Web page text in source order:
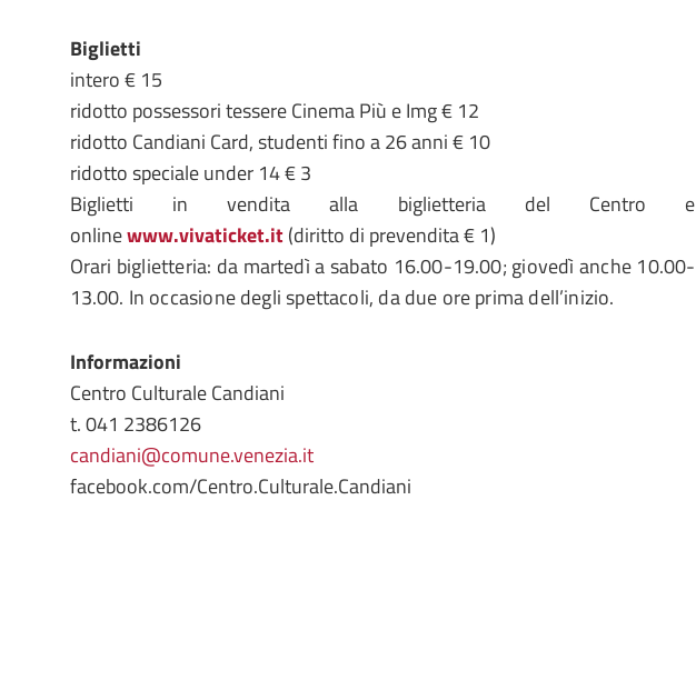
Biglietti
intero € 15
ridotto possessori tessere Cinema Più e Img € 12
ridotto Candiani Card, studenti fino a 26 anni € 10
ridotto speciale under 14 € 3
Biglietti in vendita alla biglietteria del Centro e
onlinewww.vivaticket.it(diritto di prevendita € 1)
Orari biglietteria: da martedì a sabato 16.00-19.00; giovedì anche 10.00-
13.00. In occasione degli spettacoli, da due ore prima dell’inizio.
Informazioni
Centro Culturale Candiani
t. 041 2386126
candiani@comune.venezia.it
facebook.com/Centro.Culturale.Candiani